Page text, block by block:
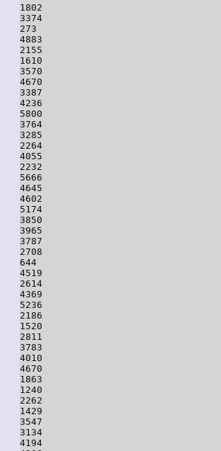
1802
3374
273
4883
2155
1610
3570
4670
3387
4236
5800
3764
3285
2264
4055
2232
5666
4645
4602
5174
3850
3965
3787
2708
644
4519
2614
4369
5236
2186
1520
2811
3783
4010
4670
1863
1240
2262
1429
3547
3134
4194